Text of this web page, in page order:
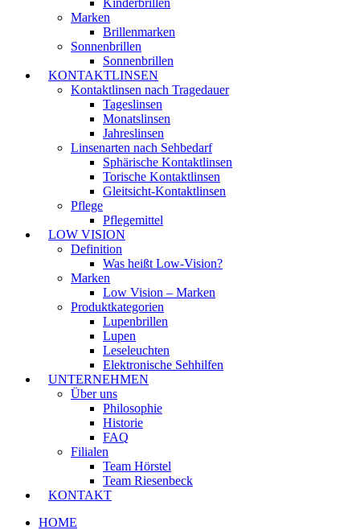
Kinderbrillen
Marken
Brillenmarken
Sonnenbrillen
Sonnenbrillen
KONTAKTLINSEN
Kontaktlinsen nach Tragedauer
Tageslinsen
Monatslinsen
Jahreslinsen
Linsenarten nach Sehbedarf
Sphärische Kontaktlinsen
Torische Kontaktlinsen
Gleitsicht-Kontaktlinsen
Pflege
Pflegemittel
LOW VISION
Definition
Was heißt Low-Vision?
Marken
Low Vision – Marken
Produktkategorien
Lupenbrillen
Lupen
Leseleuchten
Elektronische Sehhilfen
UNTERNEHMEN
Über uns
Philosophie
Historie
FAQ
Filialen
Team Hörstel
Team Riesenbeck
KONTAKT
HOME